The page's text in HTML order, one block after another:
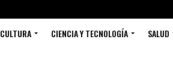
CULTURA CIENCIA Y TECNOLOGÍA SALUD